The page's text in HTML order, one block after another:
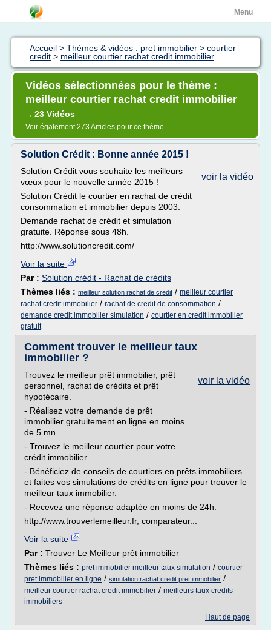
Menu
Accueil > Thèmes & vidéos : pret immobilier > courtier
credit > meilleur courtier rachat credit immobilier
Vidéos sélectionnées pour le thème :
meilleur courtier rachat credit immobilier
→ 23 Vidéos
Voir également273 Articles pour ce thème
Solution Crédit : Bonne année 2015 !
voir la vidéo
Solution Crédit vous souhaite les meilleurs
vœux pour le nouvelle année 2015 !
Solution Crédit le courtier en rachat de crédit
consommation et immobilier depuis 2003.
Demande rachat de crédit et simulation
gratuite. Réponse sous 48h.
http://www.solutioncredit.com/
Voir la suite
Par : Solution crédit - Rachat de crédits
Thèmes liés : meilleur solution rachat de credit / meilleur courtier
rachat credit immobilier / rachat de credit de consommation /
demande credit immobilier simulation / courtier en credit immobilier
gratuit
Comment trouver le meilleur taux
immobilier ?
voir la vidéo
Trouvez le meilleur prêt immobilier, prêt
personnel, rachat de crédits et prêt
hypotécaire.
- Réalisez votre demande de prêt
immobilier gratuitement en ligne en moins
de 5 mn.
- Trouvez le meilleur courtier pour votre
crédit immobilier
- Bénéficiez de conseils de courtiers en prêts immobiliers
et faites vos simulations de crédits en ligne pour trouver le
meilleur taux immobilier.
- Recevez une réponse adaptée en moins de 24h.
http://www.trouverlemeilleur.fr, comparateur...
Voir la suite
Par : Trouver Le Meilleur prêt immobilier
Thèmes liés : pret immobilier meilleur taux simulation / courtier
pret immobilier en ligne / simulation rachat credit pret immobilier /
meilleur courtier rachat credit immobilier / meilleurs taux credits
immobiliers
Haut de page